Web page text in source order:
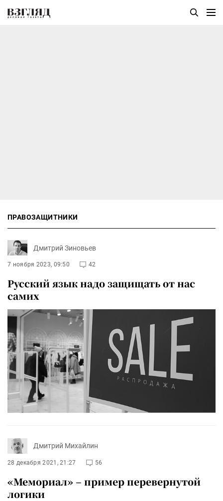
ПРАВОЗАЩИТНИКИ
Дмитрий Зиновьев
7 ноября 2023, 09:50 42
Русский язык надо защищать от нас
самих
Дмитрий Михайлин
28 декабря 2021, 21:27 56
«Мемориал» – пример перевернутой
логики